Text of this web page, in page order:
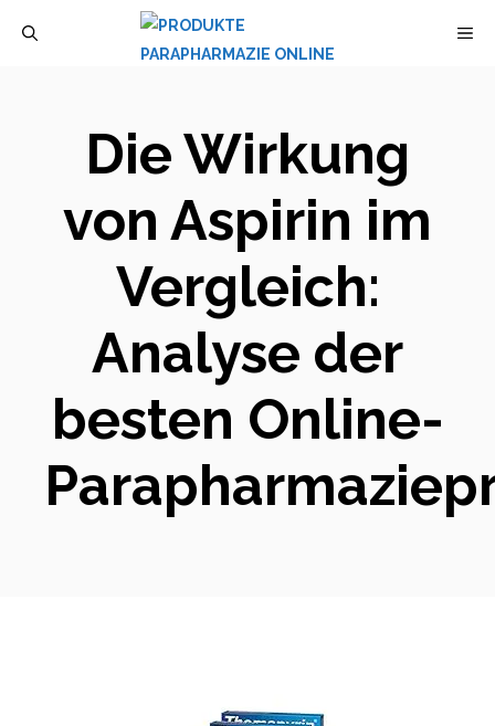
Die Wirkung
von Aspirin im
Vergleich:
Analyse der
besten Online-